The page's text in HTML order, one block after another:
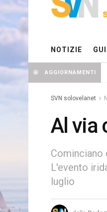
NOTIZIE
AGGIORNAMENTI
SVN solovelanet
Al via
Cominciano
L'evento
luglio